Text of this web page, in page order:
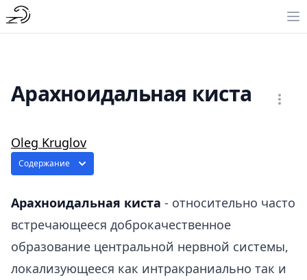
Арахноидальная киста
Oleg Kruglov
Содержание
Арахноидальная киста - относительно часто
встречающееся доброкачественное
образование центральной нервной системы,
локализующееся как интракраниально так и